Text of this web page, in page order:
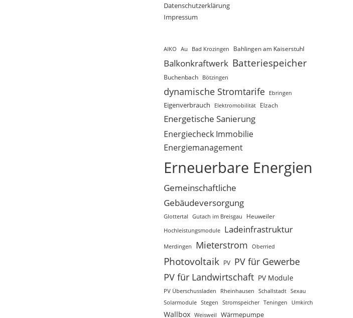
Datenschutzerklärung
Impressum
AIKO Au Bad Krozingen Bahlingen am Kaiserstuhl
Balkonkraftwerk Batteriespeicher
Buchenbach Bötzingen
dynamische Stromtarife Ebringen
Eigenverbrauch Elektromobilität Elzach
Energetische Sanierung
Energiecheck Immobilie
Energiemanagement
Erneuerbare Energien
Gemeinschaftliche
Gebäudeversorgung
Glottertal Gutach im Breisgau
Heuweiler
Hochleistungsmodule Ladeinfrastruktur
Merdingen Mieterstrom Oberried
Photovoltaik PV PV für Gewerbe
PV für Landwirtschaft PV Module
PV Überschussladen Rheinhausen Schallstadt Sexau
Solarmodule Stegen Stromspeicher Teningen Umkirch
Wallbox Weisweil Wärmepumpe